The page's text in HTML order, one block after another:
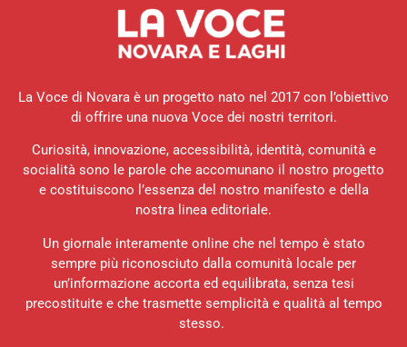
La Voce di Novara è un progetto nato nel 2017 con l’obiettivo
di offrire una nuova Voce dei nostri territori.
Curiosità, innovazione, accessibilità, identità, comunità e
socialità sono le parole che accomunano il nostro progetto
e costituiscono l’essenza del nostro manifesto e della
nostra linea editoriale.
Un giornale interamente online che nel tempo è stato
sempre più riconosciuto dalla comunità locale per
un’informazione accorta ed equilibrata, senza tesi
precostituite e che trasmette semplicità e qualità al tempo
stesso.